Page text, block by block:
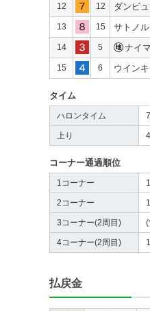
12 12 ダンビ
13 15 サトノ
14 5 ナイ
15 6 ウイン
タイム
ハロンタイム
上り
コーナー通過順位
1コーナー
2コーナー
3コーナー(2周目)
4コーナー(2周目)
払戻金